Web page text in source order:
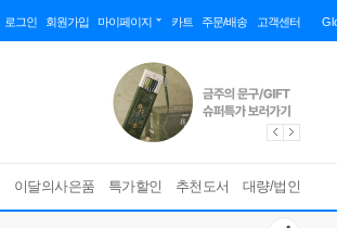
로그인 회원가입 마이페이지 카트 주문/배송 고객센터
이달의사은품 특가할인 추천도서 대량/법인